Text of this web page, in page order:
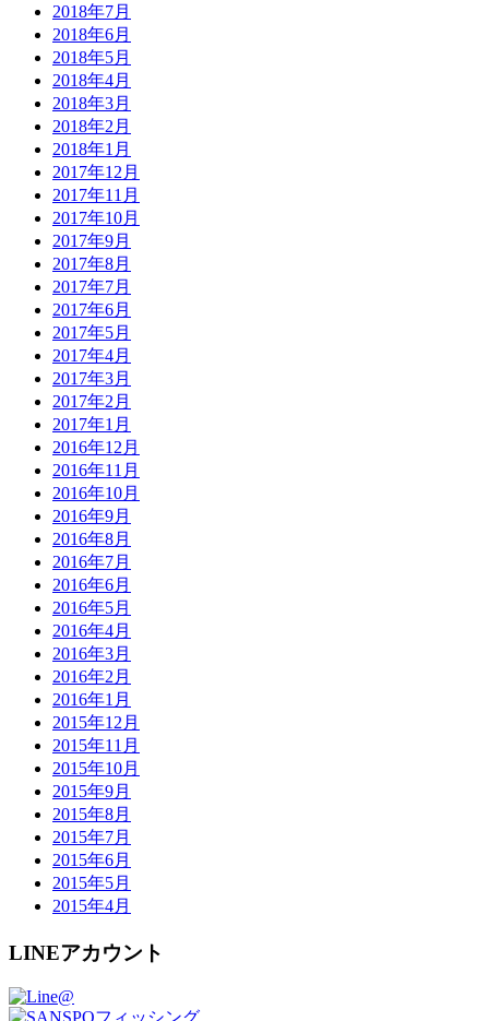
2018年7月
2018年6月
2018年5月
2018年4月
2018年3月
2018年2月
2018年1月
2017年12月
2017年11月
2017年10月
2017年9月
2017年8月
2017年7月
2017年6月
2017年5月
2017年4月
2017年3月
2017年2月
2017年1月
2016年12月
2016年11月
2016年10月
2016年9月
2016年8月
2016年7月
2016年6月
2016年5月
2016年4月
2016年3月
2016年2月
2016年1月
2015年12月
2015年11月
2015年10月
2015年9月
2015年8月
2015年7月
2015年6月
2015年5月
2015年4月
LINEアカウント